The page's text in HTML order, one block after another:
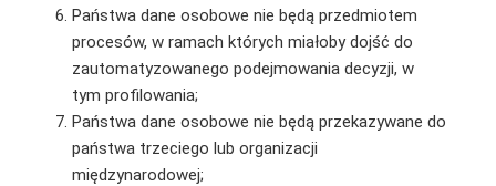
Państwa dane osobowe nie będą przedmiotem
procesów, w ramach których miałoby dojść do
zautomatyzowanego podejmowania decyzji, w
tym profilowania;
Państwa dane osobowe nie będą przekazywane do
państwa trzeciego lub organizacji
międzynarodowej;